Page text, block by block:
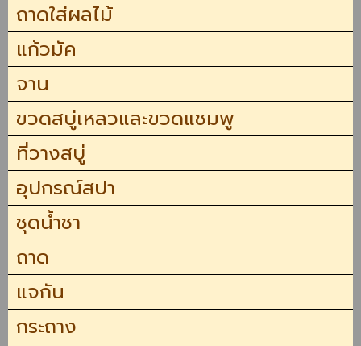
ถาดใส่ผลไม้
แก้วมัค
จาน
ขวดสบู่เหลวและขวดแชมพู
ที่วางสบู่
อุปกรณ์สปา
ชุดน้ำชา
ถาด
แจกัน
กระถาง